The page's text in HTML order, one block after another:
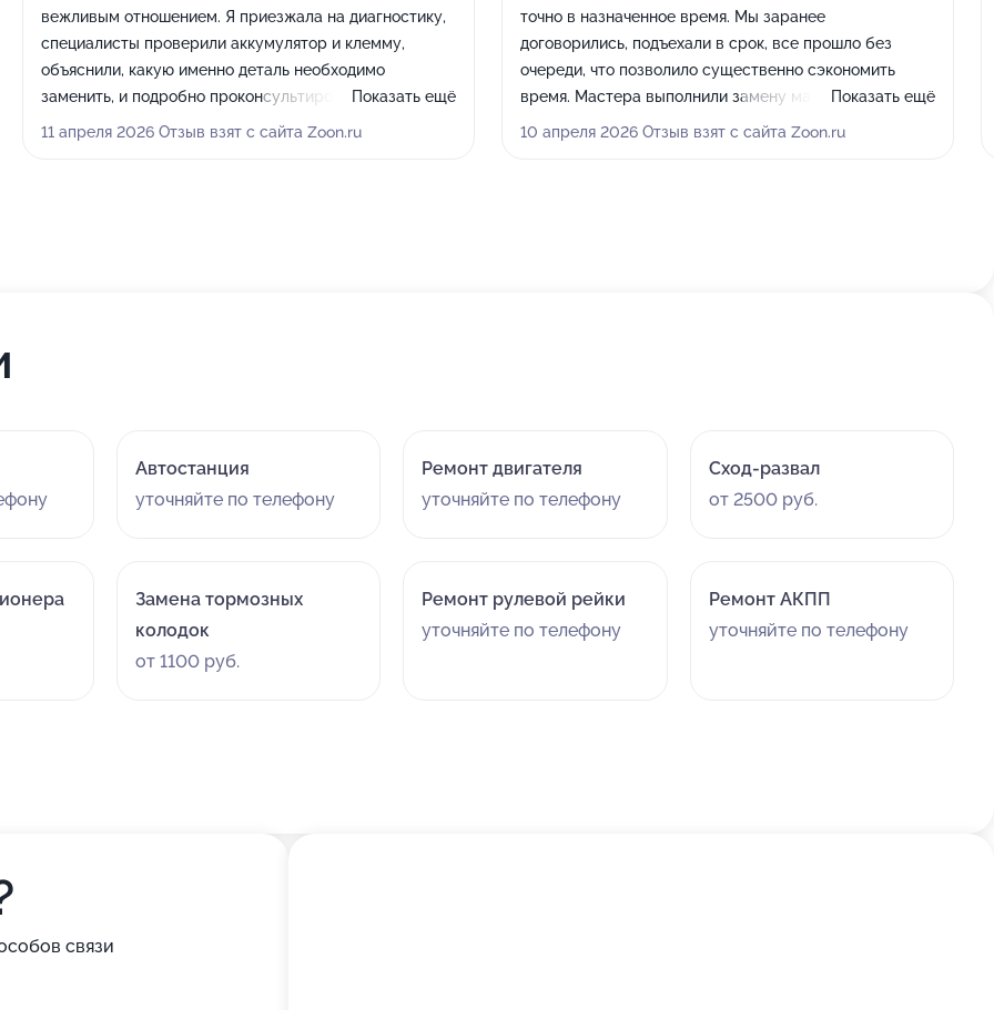
вежливым отношением. Я приезжала на диагностику,
специалисты проверили аккумулятор и клемму,
объяснили, какую именно деталь необходимо
заменить, и подробно проконсультировали. Меня
записали на замену части и помогли с оформлением
Показать ещё
11 апреля 2026 Отзыв взят с сайта Zoon.ru
точно в назначенное время. Мы заранее
договорились, подъехали в срок, все прошло без
очереди, что позволило существенно сэкономить
время. Мастера выполнили замену масла в ДВС и
замену фильтров быстро и качественно. Сотрудники
Показать ещё
10 апреля 2026 Отзыв взят с сайта Zoon.ru
Автостанция
уточняйте по телефону
Ремонт двигателя
уточняйте по телефону
Сход-развал
от 2500 руб.
Замена тормозных
колодок
от 1100 руб.
Ремонт рулевой рейки
уточняйте по телефону
Ремонт АКПП
уточняйте по телефону
связи